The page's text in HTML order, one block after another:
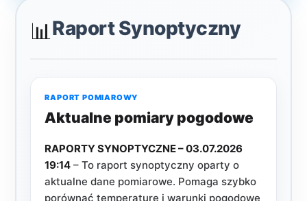
📊Raport Synoptyczny
RAPORT POMIAROWY
Aktualne pomiary pogodowe
RAPORTY SYNOPTYCZNE – 03.07.2026
19:14 – To raport synoptyczny oparty o
aktualne dane pomiarowe. Pomaga szybko
porównać temperaturę i warunki pogodowe